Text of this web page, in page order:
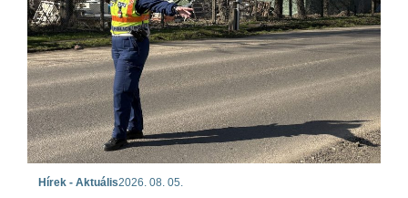
Hírek - Aktuális2026. 08. 05.